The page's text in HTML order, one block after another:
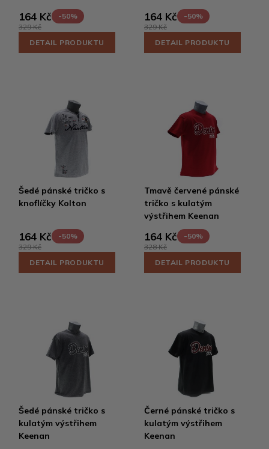
164 Kč
-50%
329 Kč
DETAIL PRODUKTU
164 Kč
-50%
329 Kč
DETAIL PRODUKTU
Šedé pánské tričko s
knoflíčky Kolton
164 Kč
-50%
329 Kč
DETAIL PRODUKTU
Tmavě červené pánské
tričko s kulatým
výstřihem Keenan
164 Kč
-50%
328 Kč
DETAIL PRODUKTU
Šedé pánské tričko s
kulatým výstřihem
Keenan
Černé pánské tričko s
kulatým výstřihem
Keenan